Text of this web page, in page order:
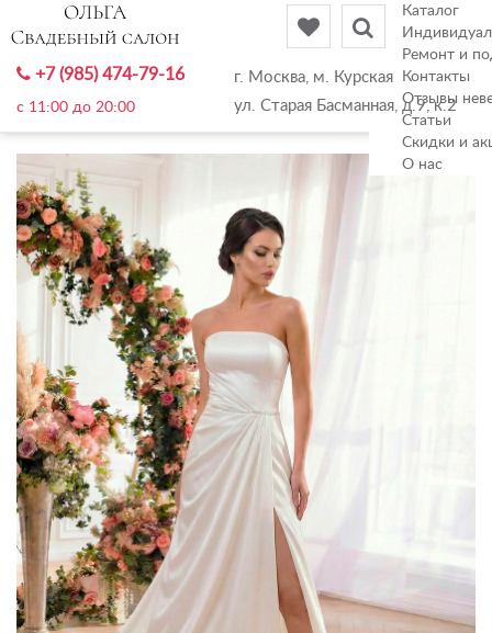
Каталог
Ремонт и
Контакты
Отзывы
Статьи
Скидки и
О нас
+7 (985) 474-79-16
c 11:00 до 20:00
г. Москва, м. Курская
ул. Старая Басманная, д.9, к.2